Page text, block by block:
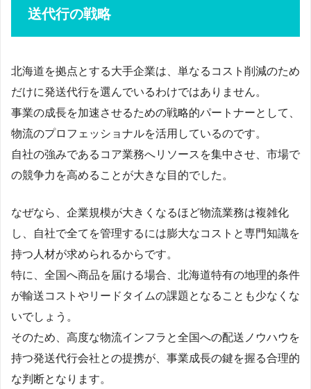
送代行の戦略
北海道を拠点とする大手企業は、単なるコスト削減のため
だけに発送代行を選んでいるわけではありません。
事業の成長を加速させるための戦略的パートナーとして、
物流のプロフェッショナルを活用しているのです。
自社の強みであるコア業務へリソースを集中させ、市場で
の競争力を高めることが大きな目的でした。
なぜなら、企業規模が大きくなるほど物流業務は複雑化
し、自社で全てを管理するには膨大なコストと専門知識を
持つ人材が求められるからです。
特に、全国へ商品を届ける場合、北海道特有の地理的条件
が輸送コストやリードタイムの課題となることも少なくな
いでしょう。
そのため、高度な物流インフラと全国への配送ノウハウを
持つ発送代行会社との提携が、事業成長の鍵を握る合理的
な判断となります。